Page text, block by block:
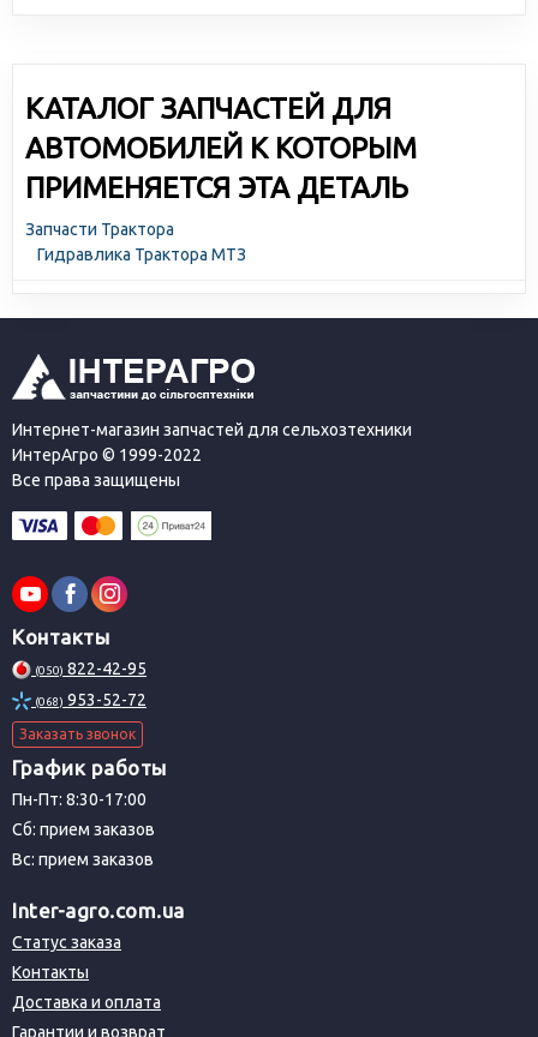
КАТАЛОГ ЗАПЧАСТЕЙ ДЛЯ
АВТОМОБИЛЕЙ К КОТОРЫМ
ПРИМЕНЯЕТСЯ ЭТА ДЕТАЛЬ
Запчасти Трактора
Гидравлика Трактора МТЗ
Интернет-магазин запчастей для сельхозтехники
ИнтерАгро © 1999-2022
Все права защищены
Контакты
(050) 822-42-95
(068) 953-52-72
Заказать звонок
График работы
Пн-Пт: 8:30-17:00
Сб: прием заказов
Вс: прием заказов
Inter-agro.com.ua
Статус заказа
Контакты
Доставка и оплата
Гарантии и возврат